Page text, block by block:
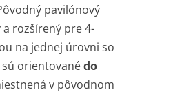
pavilónový
rozšírený pre 4-
na jednej úrovni so
sú orientovanédo
v pôvodnom